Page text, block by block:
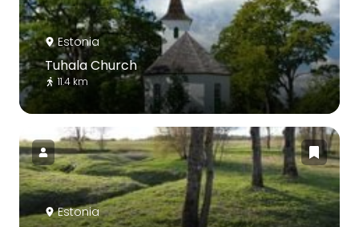
Estonia
Tuhala Church
11.4 km
Estonia